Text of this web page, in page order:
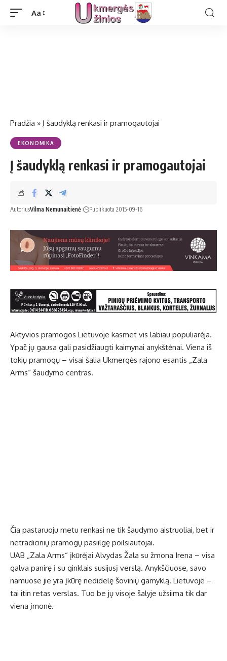
Aa
Pradžia » Į šaudyklą renkasi ir pramogautojai
EKONOMIKA
Į šaudyklą renkasi ir pramogautojai
AutoriusVilma Nemunaitienė Publikuota 2015-09-16
Aktyvios pramogos Lietuvoje kasmet vis labiau populiarėja.
Ypač jų gausa gali pasidžiaugti kaimynai anykštėnai. Viena iš
tokių pramogų – visai šalia Ukmergės rajono esantis „Zala
Arms“ šaudymo centras.
Čia pastaruoju metu renkasi ne tik šaudymo aistruoliai, bet ir
netradicinių pramogų pasiilgę poilsiautojai.
UAB „Zala Arms“ įkūrėjai Alvydas Žala su žmona Irena – visa
galva panirę į su ginklais susijusį verslą. Anykščiuose, savo
namuose jie yra įkūrę nedidelę šovinių gamyklą. Lietuvoje –
tai itin retas verslas. Tuo be jų visoje šalyje užsiima tik dar
viena įmonė.